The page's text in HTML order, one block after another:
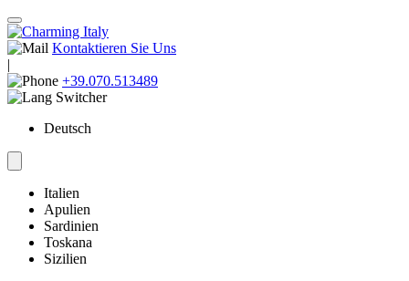
Kontaktieren Sie Uns
|
+39.070.513489
Deutsch
Italien
Apulien
Sardinien
Toskana
Sizilien